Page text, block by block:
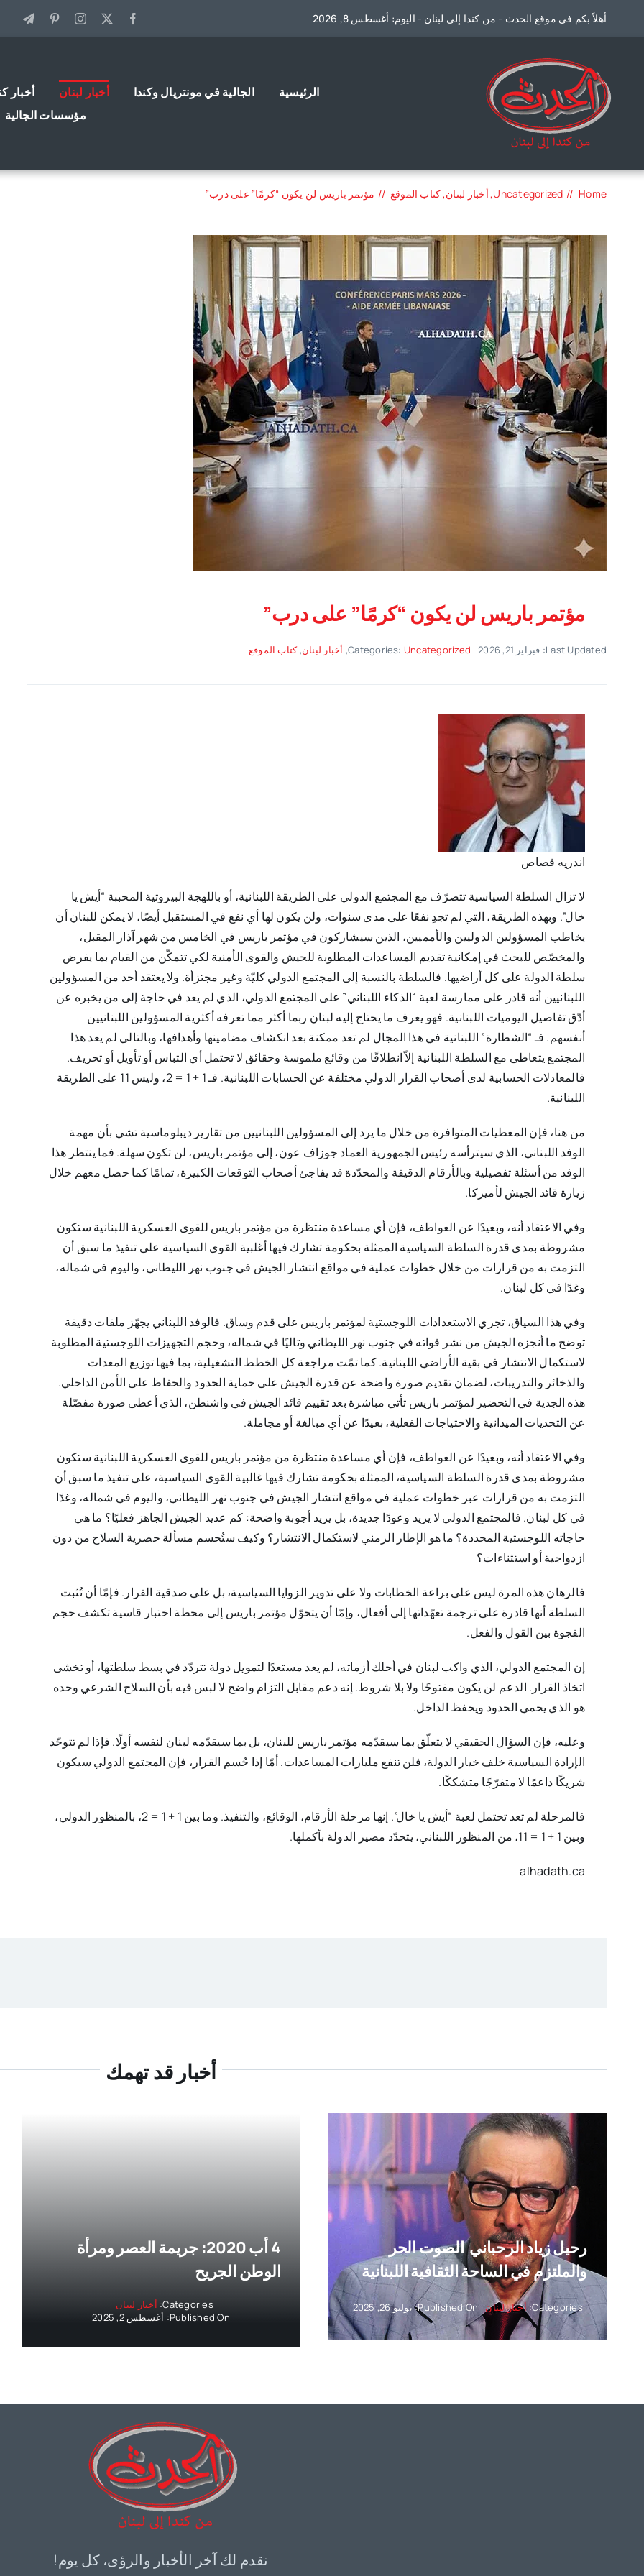
أهلاً بكم في موقع الحدث - من كندا إلى لبنان - اليوم: أغسطس 8, 2026
الرئيسية الجالية في مونتريال وكندا أخبار لبنان أخبار
مؤسسات الجالية
Home
Uncategorized أخبار لبنان كتاب الموقع مؤتمر باريس لن يكون “كرمًا” على درب”
مؤتمر باريس لن يكون “كرمًا” على درب”
Last Updated: فبراير 21, 2026 Categories: Uncategorized
, أخبار لبنان,كتاب الموقع
​اندريه قصاص
لا تزال السلطة السياسية تتصرّف مع المجتمع الدولي على الطريقة اللبنانية، أو باللهجة البيروتية المحببة “أيش يا
خال”. وبهذه الطريقة، التي لم تجدِ نفعًا على مدى سنوات، ولن يكون لها أي نفع في المستقبل أيضًا، لا يمكن للبنان أن
يخاطب المسؤولين الدوليين والأمميين، الذين سيشاركون في مؤتمر باريس في الخامس من شهر آذار المقبل،
والمخصّص للبحث في إمكانية تقديم المساعدات المطلوبة للجيش والقوى الأمنية لكي تتمكّن من القيام بما يفرض
سلطة الدولة على كل أراضيها. فالسلطة بالنسبة إلى المجتمع الدولي كليّة وغير مجتزأة. ولا يعتقد أحد من المسؤولين
اللبنانيين أنه قادر على ممارسة لعبة “الذكاء اللبناني” على المجتمع الدولي، الذي لم يعد في حاجة إلى من يخبره عن
أدّق تفاصيل اليوميات اللبنانية. فهو يعرف ما يحتاج إليه لبنان ربما أكثر مما تعرفه أكثرية المسؤولين اللبنانيين
أنفسهم. فـ “الشطارة” اللبنانية في هذا المجال لم تعد ممكنة بعد انكشاف مضامينها وأهدافها، وبالتالي لم يعد هذا
المجتمع يتعاطى مع السلطة اللبنانية إلاّ انطلاقًا من وقائع ملموسة وحقائق لا تحتمل أي التباس أو تأويل أو تحريف.
فالمعادلات الحسابية لدى أصحاب القرار الدولي مختلفة عن الحسابات اللبنانية. فـ 1 + 1 = 2، وليس 11 على الطريقة
اللبنانية.
من هنا، فإن المعطيات المتوافرة من خلال ما يرد إلى المسؤولين اللبنانيين من تقارير ديبلوماسية تشي بأن مهمة
الوفد اللبناني، الذي سيترأسه رئيس الجمهورية العماد جوزاف عون، إلى مؤتمر باريس، لن تكون سهلة. فما ينتظر هذا
الوفد من أسئلة تفصيلية وبالأرقام الدقيقة والمحدّدة قد يفاجئ أصحاب التوقعات الكبيرة، تمامًا كما حصل معهم خلال
زيارة قائد الجيش لأميركا.
وفي الاعتقاد أنه، وبعيدًا عن العواطف، فإن أي مساعدة منتظرة من مؤتمر باريس للقوى العسكرية اللبنانية ستكون
مشروطة بمدى قدرة السلطة السياسية الممثلة بحكومة تشارك فيها أغلبية القوى السياسية على تنفيذ ما سبق أن
التزمت به من قرارات من خلال خطوات عملية في مواقع انتشار الجيش في جنوب نهر الليطاني، واليوم في شماله،
وغدًا في كل لبنان.
وفي هذا السياق، تجري الاستعدادات اللوجستية لمؤتمر باريس على قدم وساق. فالوفد اللبناني يجهّز ملفات دقيقة
توضح ما أنجزه الجيش من نشر قواته في جنوب نهر الليطاني وتاليًا في شماله، وحجم التجهيزات اللوجستية المطلوبة
لاستكمال الانتشار في بقية الأراضي اللبنانية. كما تمّت مراجعة كل الخطط التشغيلية، بما فيها توزيع المعدات
والذخائر والتدريبات، لضمان تقديم صورة واضحة عن قدرة الجيش على حماية الحدود والحفاظ على الأمن الداخلي.
هذه الجدية في التحضير لمؤتمر باريس تأتي مباشرة بعد تقييم قائد الجيش في واشنطن، الذي أعطى صورة مفصّلة
عن التحديات الميدانية والاحتياجات الفعلية، بعيدًا عن أي مبالغة أو مجاملة.
وفي الاعتقاد أنه، وبعيدًا عن العواطف، فإن أي مساعدة منتظرة من مؤتمر باريس للقوى العسكرية اللبنانية ستكون
مشروطة بمدى قدرة السلطة السياسية، الممثلة بحكومة تشارك فيها غالبية القوى السياسية، على تنفيذ ما سبق أن
التزمت به من قرارات عبر خطوات عملية في مواقع انتشار الجيش في جنوب نهر الليطاني، واليوم في شماله، وغدًا
في كل لبنان. فالمجتمع الدولي لا يريد وعودًا جديدة، بل يريد أجوبة واضحة: كم عديد الجيش الجاهز فعليًا؟ ما هي
حاجاته اللوجستية المحددة؟ ما هو الإطار الزمني لاستكمال الانتشار؟ وكيف ستُحسم مسألة حصرية السلاح من دون
ازدواجية أو استثناءات؟
فالرهان هذه المرة ليس على براعة الخطابات ولا على تدوير الزوايا السياسية، بل على صدقية القرار. فإمّا أن تُثبت
السلطة أنها قادرة على ترجمة تعهّداتها إلى أفعال، وإمّا أن يتحوّل مؤتمر باريس إلى محطة اختبار قاسية تكشف حجم
الفجوة بين القول والفعل.
إن المجتمع الدولي، الذي واكب لبنان في أحلك أزماته، لم يعد مستعدًا لتمويل دولة تتردّد في بسط سلطتها، أو تخشى
اتخاذ القرار. الدعم لن يكون مفتوحًا ولا بلا شروط. إنه دعم مقابل التزام واضح لا لبس فيه بأن السلاح الشرعي وحده
هو الذي يحمي الحدود ويحفظ الداخل.
وعليه، فإن السؤال الحقيقي لا يتعلّق بما سيقدّمه مؤتمر باريس للبنان، بل بما سيقدّمه لبنان لنفسه أولًا. فإذا لم تتوحّد
الإرادة السياسية خلف خيار الدولة، فلن تنفع مليارات المساعدات. أمّا إذا حُسم القرار، فإن المجتمع الدولي سيكون
شريكًا داعمًا لا متفرّجًا متشككًا.
فالمرحلة لم تعد تحتمل لعبة “أيش يا خال”. إنها مرحلة الأرقام، الوقائع، والتنفيذ. وما بين 1 + 1 = 2، بالمنظور الدولي،
وبين 1 + 1 = 11، من المنظور اللبناني، يتحدّد مصير الدولة بأكملها.
alhadath.ca
أخبار قد تهمك
رحيل زياد الرحباني ‏ الصوت الحر
والملتزم في الساحة الثقافية اللبنانية
Categories: أخبار لبنان Published On: يوليو 26, 2025
4 أب 2020: جريمة العصر ومرأة
الوطن الجريح
Categories: أخبار لبنان
Published On: أغسطس 2, 2025
نقدم لك آخر الأخبار والرؤى، كل يوم!